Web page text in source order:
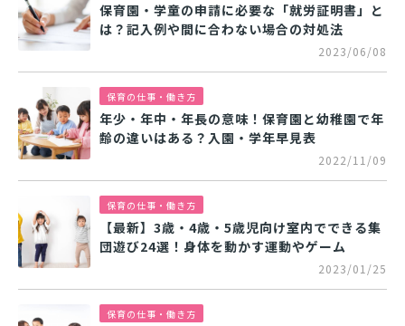
保育園・学童の申請に必要な「就労証明書」と
は？記入例や間に合わない場合の対処法
2023/06/08
保育の仕事・働き方
年少・年中・年長の意味！保育園と幼稚園で年
齢の違いはある？入園・学年早見表
2022/11/09
保育の仕事・働き方
【最新】3歳・4歳・5歳児向け室内でできる集
団遊び24選！身体を動かす運動やゲーム
2023/01/25
保育の仕事・働き方